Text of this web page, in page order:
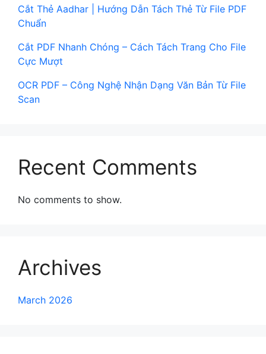
Cắt Thẻ Aadhar | Hướng Dẫn Tách Thẻ Từ File PDF
Chuẩn
Cắt PDF Nhanh Chóng – Cách Tách Trang Cho File
Cực Mượt
OCR PDF – Công Nghệ Nhận Dạng Văn Bản Từ File
Scan
Recent Comments
No comments to show.
Archives
March 2026